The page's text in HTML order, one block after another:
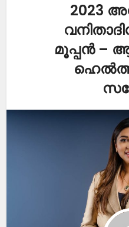
2023
മൂപ്പന്‍ –